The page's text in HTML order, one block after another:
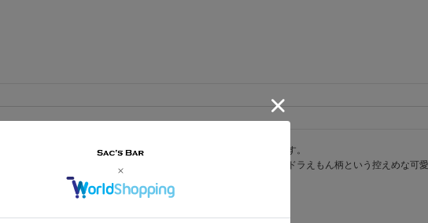
収納たっぷりで開きやすく、お目当てのものを見つけやすいお財布です。
色はグリーンにしましたが、鮮やかな発色ですが悪目立ちせず、実はドラえもん柄という控えめな可
カバンから出すたびに気分が上がりそうなお財布です。